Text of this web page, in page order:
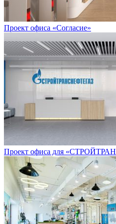
Проект офиса «Согласие»
Проект офиса для